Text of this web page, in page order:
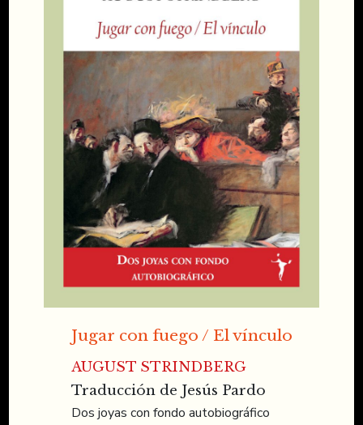
Jugar con fuego / El vínculo
AUGUST STRINDBERG
Traducción de Jesús Pardo
Dos joyas con fondo autobiográfico